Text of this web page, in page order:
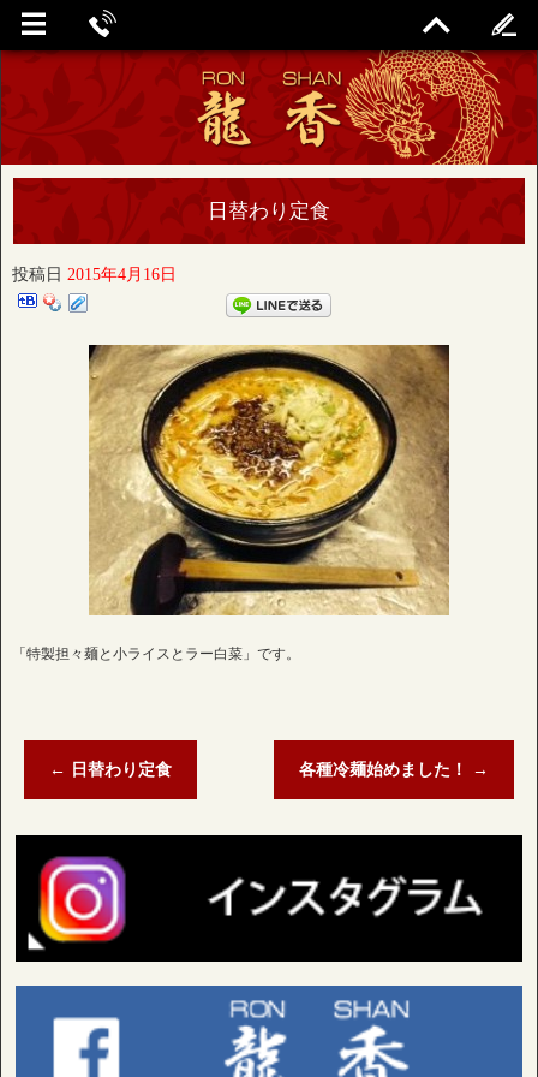
日替わり定食
投稿日 2015年4月16日
「特製担々麺と小ライスとラー白菜」です。
← 日替わり定食 各種冷麺始めました！ →